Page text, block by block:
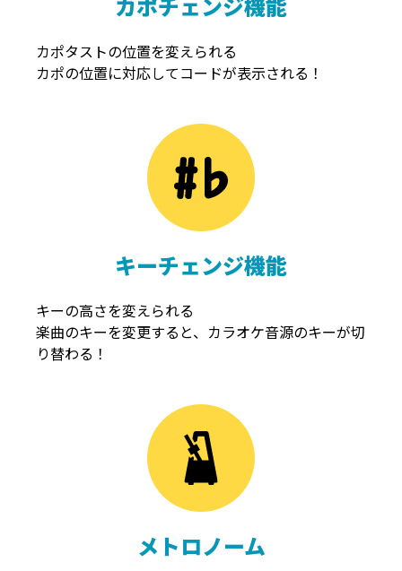
カポタストの位置を変えられる
カポの位置に対応してコードが表示される！
キーチェンジ機能
キーの高さを変えられる
楽曲のキーを変更すると、カラオケ音源のキーが切
り替わる！
メトロノーム